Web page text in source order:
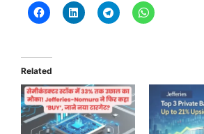
Related